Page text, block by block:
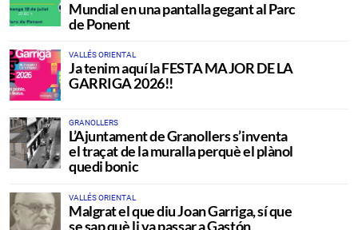
Mundial en una pantalla gegant al Parc
de Ponent
VALLÉS ORIENTAL
Ja tenim aquí la FESTA MAJOR DE LA
GARRIGA 2026!!
GRANOLLERS
L’Ajuntament de Granollers s’inventa
el traçat de la muralla perquè el plànol
quedi bonic
VALLÉS ORIENTAL
Malgrat el que diu Joan Garriga, sí que
se sap què li va passar a Gastón